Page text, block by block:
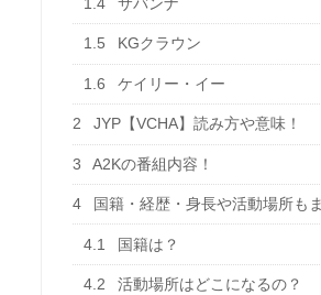
1.5 KGクラウン
1.6 ケイリー・イー
2 JYP【VCHA】読み方や意味！
3 A2Kの番組内容！
4 国籍・経歴・身長や活動場所も
4.1 国籍は？
4.2 活動場所はどこになるの？